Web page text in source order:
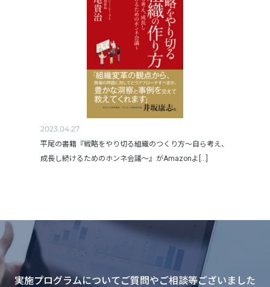
2023.04.27
平尾の書籍『戦略をやり切る組織のつくり方～自ら考え、
成長し続けるためのホンネ会議～』がAmazonよ[...]
実施プログラムについてご質問やご相談等ございました